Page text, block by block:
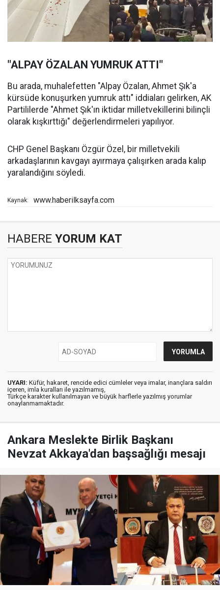
"ALPAY ÖZALAN YUMRUK ATTI"
Bu arada, muhalefetten "Alpay Özalan, Ahmet Şık'a
kürsüde konuşurken yumruk attı" iddiaları gelirken, AK
Partililerde "Ahmet Şık'ın iktidar milletvekillerini bilinçli
olarak kışkırttığı" değerlendirmeleri yapılıyor.
CHP Genel Başkanı Özgür Özel, bir milletvekili
arkadaşlarının kavgayı ayırmaya çalışırken arada kalıp
yaralandığını söyledi.
Kaynak: www.haberilksayfa.com
HABERE YORUM KAT
UYARI: Küfür, hakaret, rencide edici cümleler veya imalar, inançlara saldırı
içeren, imla kuralları ile yazılmamış,
Türkçe karakter kullanılmayan ve büyük harflerle yazılmış yorumlar
onaylanmamaktadır.
Ankara Meslekte Birlik Başkanı
Nevzat Akkaya'dan başsağlığı mesajı